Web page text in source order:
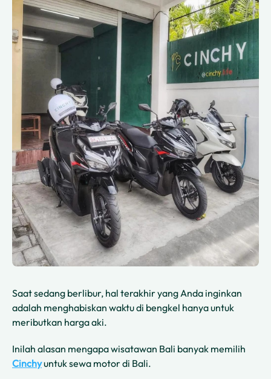
Saat sedang berlibur, hal terakhir yang Anda inginkan
adalah menghabiskan waktu di bengkel hanya untuk
meributkan harga aki.
Inilah alasan mengapa wisatawan Bali banyak memilih
Cinchyuntuk sewa motor di Bali.